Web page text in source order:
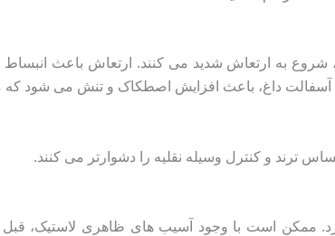
شروع به ارتعاش شدید می کنند. ارتعاش باعث
آسفالت داغ، باعث افزایش اصطکاک و تنش می شود که
ترند و کنترل وسیله نقلیه را دشوارتر می کنند.
ممکن است با وجود آسیب های ظاهری لاستیک،